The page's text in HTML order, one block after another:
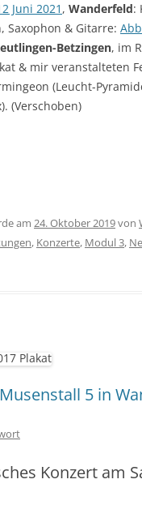
Juni 2021 , Wanderfeld:
Saxophon & Gitarre:
Betzingen, im
& mir veranstalteten
(Leucht-
(Verschoben)
am 24. Oktober 2019von
, Konzerte, Modul 3,
5 in
Konzert am